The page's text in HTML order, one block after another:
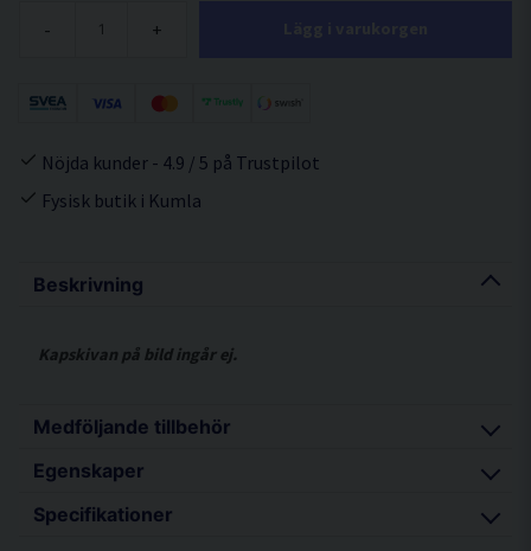
Beskrivning
Kapskivan på bild ingår ej.
Medföljande tillbehör
Stödhandtag
Haknyckel
Egenskaper
Kraftfull motor med hög effekt och bra kylning
Specifikationer
- +
Nöjda kunder - 4.9 / 5 på Trustpilot
Fysisk butik i Kumla